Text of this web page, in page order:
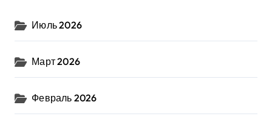
Июль 2026
Март 2026
Февраль 2026